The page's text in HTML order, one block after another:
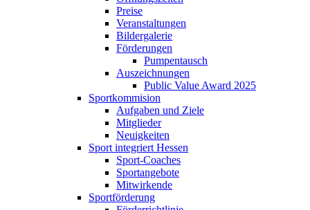
Preise
Veranstaltungen
Bildergalerie
Förderungen
Pumpentausch
Auszeichnungen
Public Value Award 2025
Sportkommision
Aufgaben und Ziele
Mitglieder
Neuigkeiten
Sport integriert Hessen
Sport-Coaches
Sportangebote
Mitwirkende
Sportförderung